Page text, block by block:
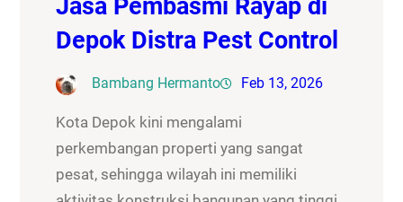
Jasa Pembasmi Rayap di
Depok Distra Pest Control
Bambang Hermanto Feb 13, 2026
Kota Depok kini mengalami
perkembangan properti yang sangat
pesat, sehingga wilayah ini memiliki